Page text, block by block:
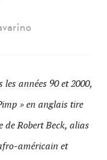
années 90 et 2000,
» en anglais tire
de Robert Beck, alias
américain et